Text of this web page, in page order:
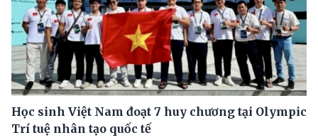
Học sinh Việt Nam đoạt 7 huy chương tại Olympic
Trí tuệ nhân tạo quốc tế